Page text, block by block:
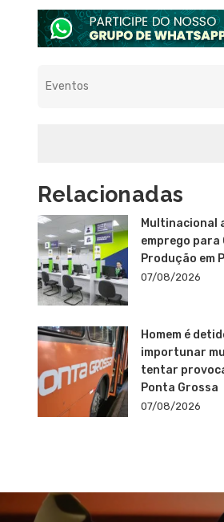
Relacionadas
Multinacional
emprego para
Produção em
07/08/2026
Homem é
importunar
tentar
Ponta Grossa
07/08/2026